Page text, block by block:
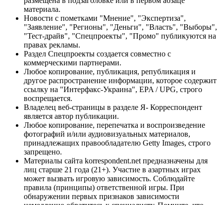
материала.
Новости с пометками "Мнение", "Экспертиза",
"Заявление", "Регионы", "Деньги", "Власть", "Выборы",
"Тест-драйв", "Спецпроекты", "Промо" публикуются на
правах рекламы.
Раздел Спецпроекты создается совместно с
коммерческими партнерами.
Любое копирование, публикация, републикация и
другое распространение информации, которое содержит
ссылку на "Интерфакс-Украина", EPA / UPG, строго
воспрещается.
Владелец веб-страницы в разделе Я- Корреспондент
является автор публикации.
Любое копирование, перепечатка и воспроизведение
фотографий и/или аудиовизуальных материалов,
принадлежащих правообладателю Getty Images, строго
запрещено.
Материалы сайта korrespondent.net предназначены для
лиц старше 21 года (21+). Участие в азартных играх
может вызвать игровую зависимость. Соблюдайте
правила (принципы) ответственной игры. При
обнаружении первых признаков зависимости